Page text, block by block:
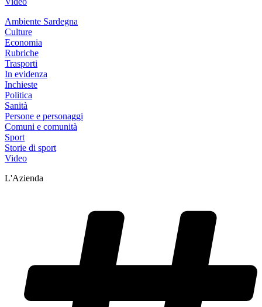
Ambiente Sardegna
Culture
Economia
Rubriche
Trasporti
In evidenza
Inchieste
Politica
Sanità
Persone e personaggi
Comuni e comunità
Sport
Storie di sport
Video
L'Azienda